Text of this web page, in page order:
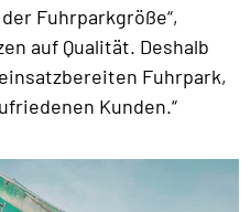
Fuhrparkgröße“,
auf Qualität. Deshalb
Fuhrpark,
Kunden.“